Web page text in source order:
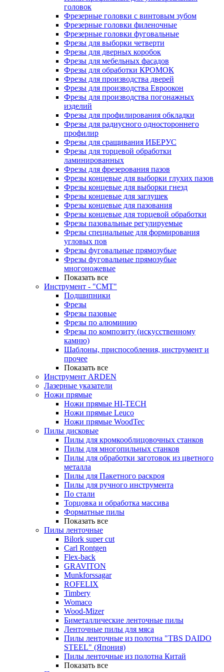
головок
Фрезерные головки с винтовым зубом
Фрезерные головки филеночные
Фрезерные головки фуговальные
Фрезы для выборки четверти
Фрезы для дверных коробок
Фрезы для мебельных фасадов
Фрезы для обработки КРОМОК
Фрезы для производства дверей
Фрезы для производства Евроокон
Фрезы для производства погонажных
изделий
Фрезы для профилирования обкладки
Фрезы для радиусного одностороннего
профилир
Фрезы для сращивания ИБЕРУС
Фрезы для торцевой обработки
ламинированных
Фрезы для фрезерования пазов
Фрезы концевые для выборки глухих пазов
Фрезы концевые для выборки гнезд
Фрезы концевые для заглушек
Фрезы концевые для пазования
Фрезы концевые для торцевой обработки
Фрезы пазовальные регулируемые
Фрезы специальные для формирования
угловых пов
Фрезы фуговальные прямозубые
Фрезы фуговальные прямозубые
многоножевые
Показать все
Инструмент - "СМТ"
Подшипники
Фрезы
Фрезы пазовые
Фрезы по алюминию
Фрезы по композиту (искусственному
камню)
Шаблоны, приспособления, инструмент и
прочее
Показать все
Инструмент ARDEN
Лазерные указатели
Ножи прямые
Ножи прямые HI-TECH
Ножи прямые Leuco
Ножи прямые WoodTec
Пилы дисковые
Пилы для кромкооблицовочных станков
Пилы для многопильных станков
Пилы для обработки заготовок из цветного
металла
Пилы для Пакетного раскроя
Пилы для ручного инструмента
По стали
Торцовка и обработка массива
Форматные пилы
Показать все
Пилы ленточные
Bilork super cut
Carl Rontgen
Flex-back
GRAVITON
Munkforssagar
ROFELIX
Timbery
Womaco
Wood-Mizer
Биметаллические ленточные пилы
Ленточные пилы для мяса
Пилы ленточные из полотна "TBS DAIDO
STEEL" (Япония)
Пилы ленточные из полотна Китай
Показать все